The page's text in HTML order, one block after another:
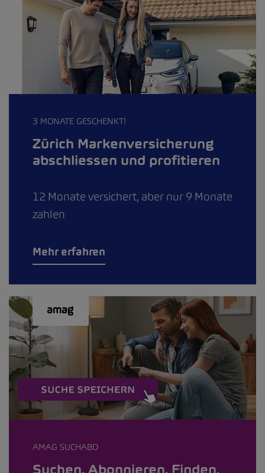
3 MONATE GESCHENKT!
Zürich Markenversicherung
abschliessen und profitieren
12 Monate versichert, aber nur 9 Monate
zahlen
Mehr erfahren
AMAG SUCHABO
Suchen. Abonnieren. Finden.